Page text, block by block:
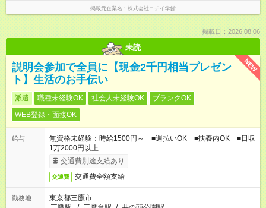
相談ください。掲載元企業名 株式会社ニチイ学館
掲載日：2026.08.06
未読
NEW
説明会参加で全員に【現金2千円相当プレゼン
ト】生活のお手伝い
派遣 職種未経験OK 社会人未経験OK
ブランクOK
WEB登録・面接OK
給与
無資格未経験：時給1500円～ ■週払いOK ■扶養内OK ■日収
1万2000円以上
交通費別途支給あり
交通費 交通費全額支給
勤務地
東京都三鷹市